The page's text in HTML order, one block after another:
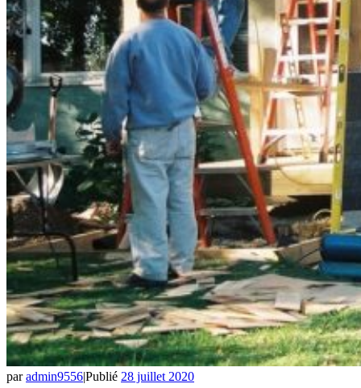
paradmin9556|Publié 28 juillet 2020